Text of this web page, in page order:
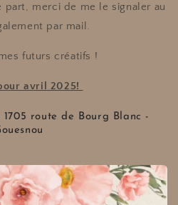
merci de me le signaler au
par mail.
futurs créatifs !
avril 2025!
1705 route de Bourg Blanc -